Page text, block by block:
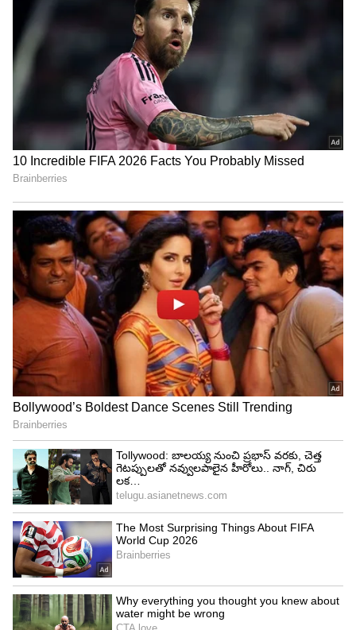
20వ ఓవర్ నాలుగో బంతికి సిక్సర్ బాదిన హార్ధిక్ పాండ్యా,
ఆ తర్వాతి బంతికి దినేశ్ కార్తీక్‌కి స్ట్రైయిక్ ఇవ్వడానికి
నిరాకరించాడు. ఐదో బంతికి సింగిల్ తీసే అవకాశం వచ్చినా,
పాండ్యా స్ట్రైయిక్ రొటేట్ చేయకపోవడం హాట్ టాపిక్
అయ్యింది...
4
9
ఒకవేళ హార్ధిక్ పాండ్యా మూడో బంతికి రెండో పరుగు కోసం
ప్రయత్నించి ఉంటే, దినేశ్ కార్తీక్‌కి మరో 3 బాల్స్ ఆడే